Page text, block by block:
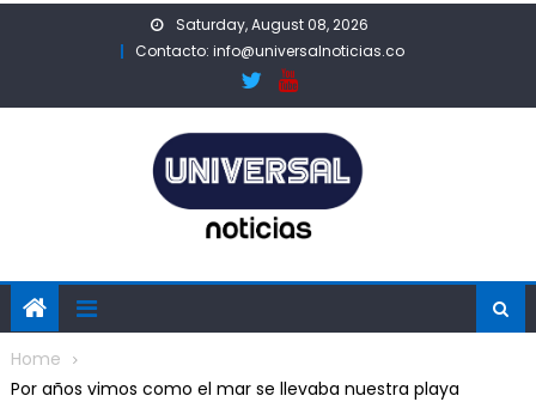
Saturday, August 08, 2026
Contacto: info@universalnoticias.co
Home
Por años vimos como el mar se llevaba nuestra playa